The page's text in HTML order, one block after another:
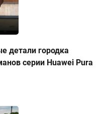
детали городка
серии Huawei Pura